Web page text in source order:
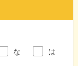
な
は